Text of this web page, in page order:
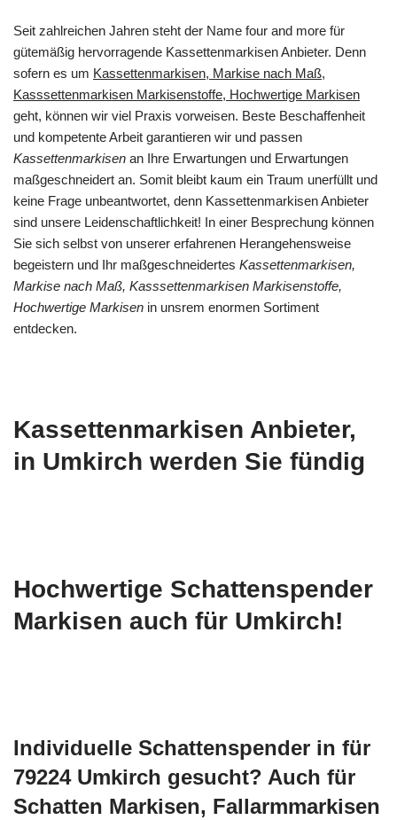
Seit zahlreichen Jahren steht der Name four and more für
gütemäßig hervorragende Kassettenmarkisen Anbieter. Denn
sofern es um Kassettenmarkisen, Markise nach Maß,
Kasssettenmarkisen Markisenstoffe, Hochwertige Markisen
geht, können wir viel Praxis vorweisen. Beste Beschaffenheit
und kompetente Arbeit garantieren wir und passen
Kassettenmarkisen an Ihre Erwartungen und Erwartungen
maßgeschneidert an. Somit bleibt kaum ein Traum unerfüllt und
keine Frage unbeantwortet, denn Kassettenmarkisen Anbieter
sind unsere Leidenschaftlichkeit! In einer Besprechung können
Sie sich selbst von unserer erfahrenen Herangehensweise
begeistern und Ihr maßgeschneidertes Kassettenmarkisen,
Markise nach Maß, Kasssettenmarkisen Markisenstoffe,
Hochwertige Markisen in unsrem enormen Sortiment
entdecken.
Kassettenmarkisen Anbieter,
in Umkirch werden Sie fündig
Hochwertige Schattenspender
Markisen auch für Umkirch!
Individuelle Schattenspender in für
79224 Umkirch gesucht? Auch für
Schatten Markisen, Fallarmmarkisen